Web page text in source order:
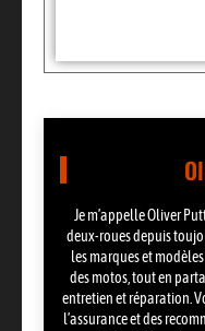
Je m’appelle Oliver
deux-roues depuis
les marques et
des motos, tout en
entretien et réparation.
l’assurance et des